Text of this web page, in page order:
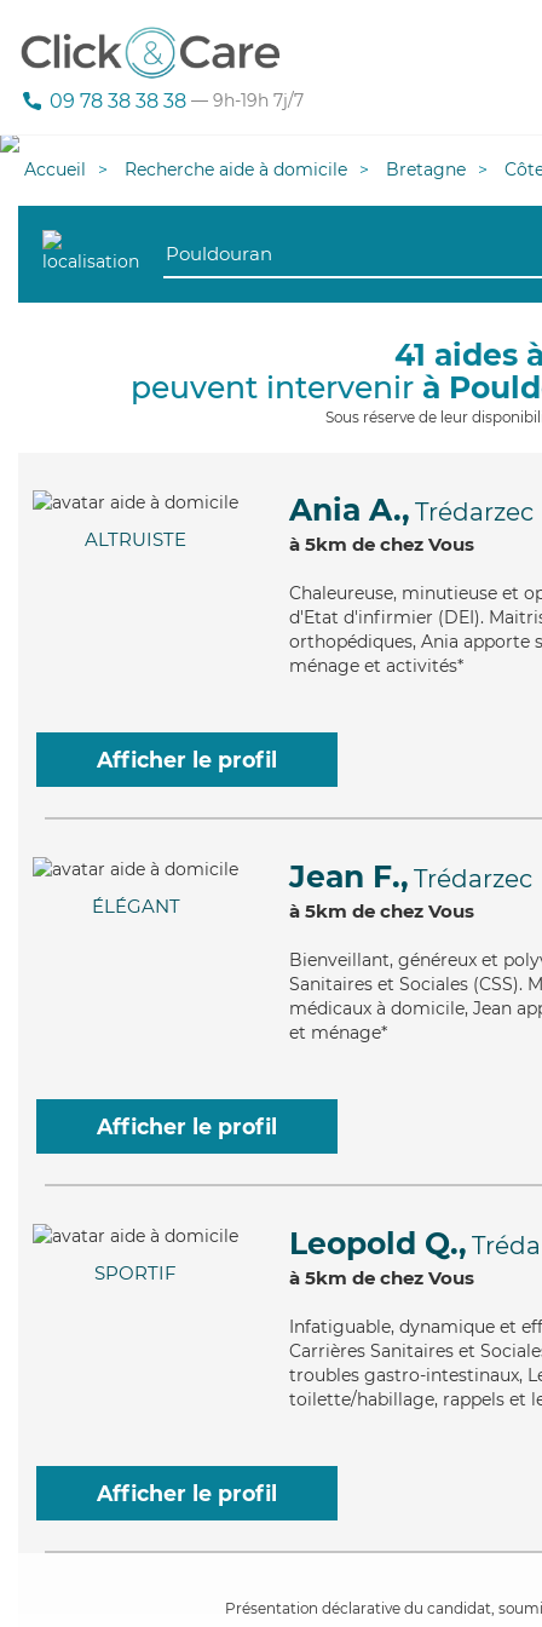
09 78 38 38 38 — 9h-19h 7j/7
Accueil Recherche aide à domicile Bretagne
41 aides
peuvent intervenir à
Sous réserve de leur
ALTRUISTE
Ania A., Trédarzec
à 5km de chez Vous
Chaleureuse, minutieuse et
d'Etat d'infirmier (DEI).
orthopédiques, Ania apporte
ménage et activités*
Afficher le profil
ÉLÉGANT
Jean F., Trédarzec
à 5km de chez Vous
Bienveillant, généreux et
Sanitaires et Sociales (CSS).
médicaux à domicile, Jean
et ménage*
Afficher le profil
SPORTIF
Leopold Q.,
à 5km de chez Vous
Infatiguable, dynamique et
Carrières Sanitaires et
troubles gastro-intestinaux,
toilette/habillage, rappels et
Afficher le profil
Présentation déclarative du candidat,